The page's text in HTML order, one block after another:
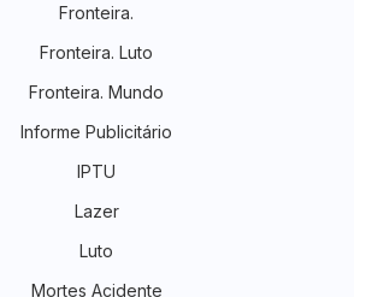
Fronteira.
Fronteira. Luto
Fronteira. Mundo
Informe Publicitário
IPTU
Lazer
Luto
Mortes Acidente